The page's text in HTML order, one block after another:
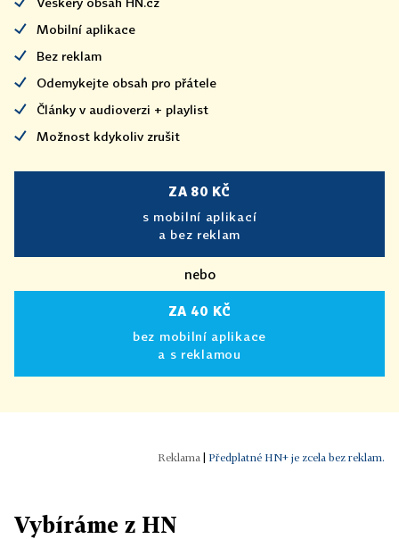
Mobilní aplikace
Bez reklam
Odemykejte obsah pro přátele
Články v audioverzi + playlist
Možnost kdykoliv zrušit
ZA 80 KČ
s mobilní aplikací
a bez reklam
nebo
ZA 40 KČ
bez mobilní aplikace
a s reklamou
Předplatné HN+ je zcela bez reklam.
Vybíráme z HN